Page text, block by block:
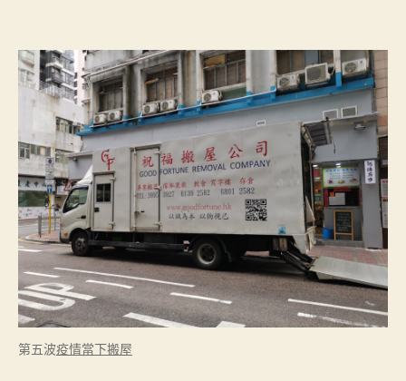
要
搬
屋
該
怎
麼
辦
呢
？
〉
中
第五波疫情當下搬屋